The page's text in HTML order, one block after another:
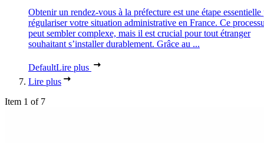
Obtenir un rendez-vous à la préfecture est une étape essentielle
régulariser votre situation administrative en France. Ce
peut sembler complexe, mais il est crucial pour tout étranger
souhaitant s’installer durablement. Grâce au ...
DefaultLire plus
Lire plus
Item 1 of 7